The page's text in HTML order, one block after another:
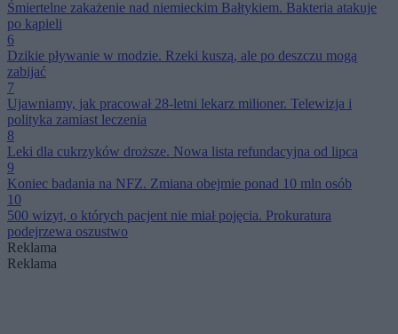
Śmiertelne zakażenie nad niemieckim Bałtykiem. Bakteria atakuje
po kąpieli
6
Dzikie pływanie w modzie. Rzeki kuszą, ale po deszczu mogą
zabijać
7
Ujawniamy, jak pracował 28-letni lekarz milioner. Telewizja i
polityka zamiast leczenia
8
Leki dla cukrzyków droższe. Nowa lista refundacyjna od lipca
9
Koniec badania na NFZ. Zmiana obejmie ponad 10 mln osób
10
500 wizyt, o których pacjent nie miał pojęcia. Prokuratura
podejrzewa oszustwo
Reklama
Reklama